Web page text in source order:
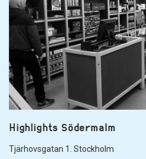
Highlights Södermalm
Tjärhovsgatan 1. Stockholm